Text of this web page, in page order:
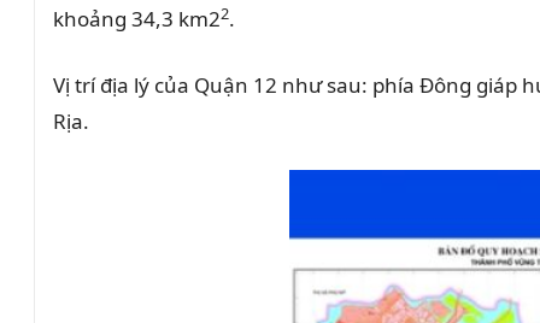
khoảng 34,3 km22.
Vị trí địa lý của Quận 12 như sau: phía Đông giáp
Rịa.